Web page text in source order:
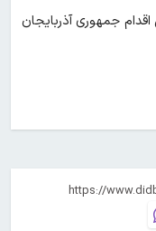
جمهوری آذربایجان